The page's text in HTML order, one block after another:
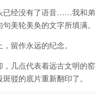
已经没有了语音……我和弟
美轮美奂的文字所填满。
留作永远的纪念。
几点代表着远古文明的窑
驳的底片重新翻印了。